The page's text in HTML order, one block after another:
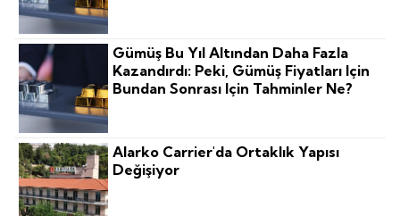
Gümüş Bu Yıl Altından Daha Fazla
Kazandırdı: Peki, Gümüş Fiyatları Için
Bundan Sonrası Için Tahminler Ne?
Alarko Carrier'da Ortaklık Yapısı
Değişiyor